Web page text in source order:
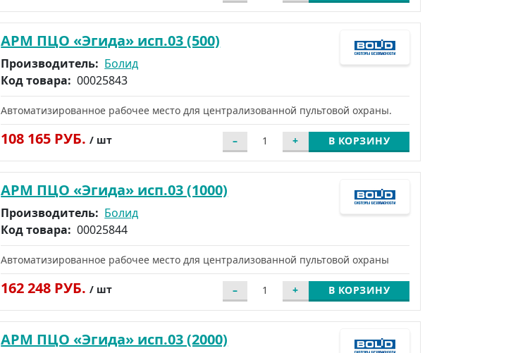
АРМ ПЦО «Эгида» исп.03 (500)
Производитель: Болид
Код товара: 00025843
Автоматизированное рабочее место для централизованной пультовой охраны.
108 165 РУБ./ шт В КОРЗИНУ
АРМ ПЦО «Эгида» исп.03 (1000)
Производитель: Болид
Код товара: 00025844
Автоматизированное рабочее место для централизованной пультовой охраны
162 248 РУБ./ шт В КОРЗИНУ
АРМ ПЦО «Эгида» исп.03 (2000)